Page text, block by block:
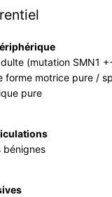
(mutation SMN1
forme motrice pure /
pure
bénignes